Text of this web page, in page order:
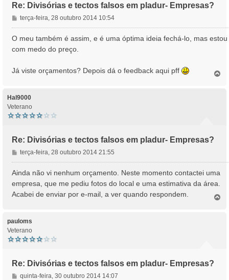
Re: Divisórias e tectos falsos em pladur- Empresas?
M
e
a
e
terça-feira, 28 outubro 2014 10:54
O meu também é assim, e é uma óptima ideia fechá-lo, mas estou
com medo do preço.
Já viste orçamentos? Depois dá o feedback aqui pff
Hal9000
Veterano
Re: Divisórias e tectos falsos em pladur- Empresas?
M
e
n
a
g
terça-feira, 28 outubro 2014 21:55
Ainda não vi nenhum orçamento. Neste momento contactei uma
empresa, que me pediu fotos do local e uma estimativa da área.
Acabei de enviar por e-mail, a ver quando respondem.
pauloms
Veterano
Re: Divisórias e tectos falsos em pladur- Empresas?
M
quinta-feira, 30 outubro 2014 14:07